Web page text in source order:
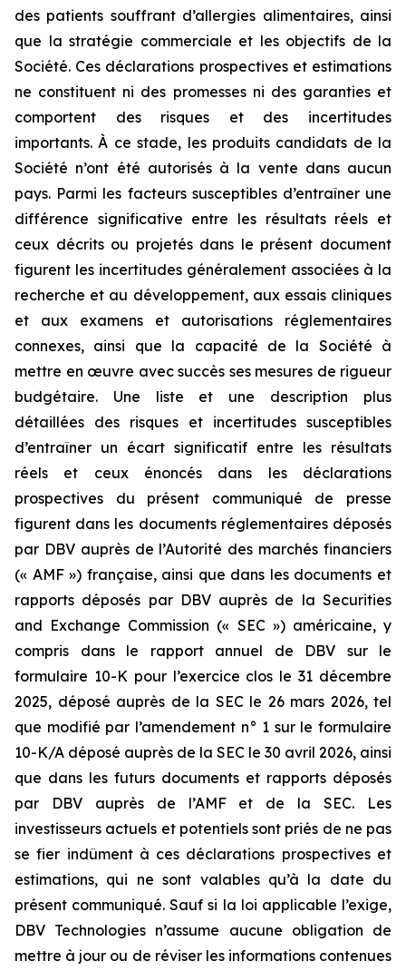
des patients souffrant d’allergies alimentaires, ainsi
que la stratégie commerciale et les objectifs de la
Société. Ces déclarations prospectives et estimations
ne constituent ni des promesses ni des garanties et
comportent des risques et des incertitudes
importants. À ce stade, les produits candidats de la
Société n’ont été autorisés à la vente dans aucun
pays. Parmi les facteurs susceptibles d’entraîner une
différence significative entre les résultats réels et
ceux décrits ou projetés dans le présent document
figurent les incertitudes généralement associées à la
recherche et au développement, aux essais cliniques
et aux examens et autorisations réglementaires
connexes, ainsi que la capacité de la Société à
mettre en œuvre avec succès ses mesures de rigueur
budgétaire. Une liste et une description plus
détaillées des risques et incertitudes susceptibles
d’entraîner un écart significatif entre les résultats
réels et ceux énoncés dans les déclarations
prospectives du présent communiqué de presse
figurent dans les documents réglementaires déposés
par DBV auprès de l’Autorité des marchés financiers
(« AMF ») française, ainsi que dans les documents et
rapports déposés par DBV auprès de la Securities
and Exchange Commission (« SEC ») américaine, y
compris dans le rapport annuel de DBV sur le
formulaire 10-K pour l’exercice clos le 31 décembre
2025, déposé auprès de la SEC le 26 mars 2026, tel
que modifié par l’amendement n° 1 sur le formulaire
10-K/A déposé auprès de la SEC le 30 avril 2026, ainsi
que dans les futurs documents et rapports déposés
par DBV auprès de l’AMF et de la SEC. Les
investisseurs actuels et potentiels sont priés de ne pas
se fier indûment à ces déclarations prospectives et
estimations, qui ne sont valables qu’à la date du
présent communiqué. Sauf si la loi applicable l’exige,
DBV Technologies n’assume aucune obligation de
mettre à jour ou de réviser les informations contenues